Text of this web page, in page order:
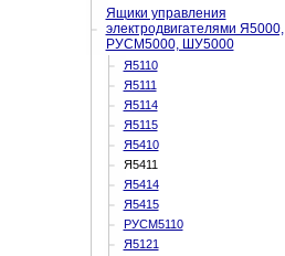
Ящики управления
электродвигателями Я5000,
РУСМ5000, ШУ5000
Я5110
Я5111
Я5114
Я5115
Я5410
Я5411
Я5414
Я5415
РУСМ5110
Я5121